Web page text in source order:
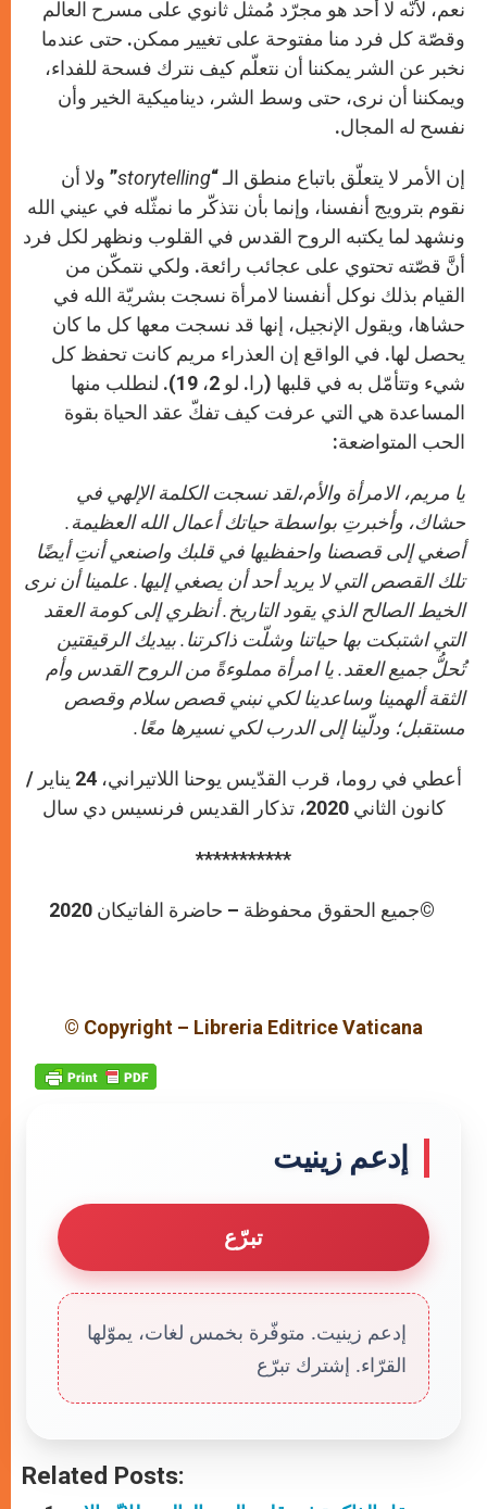
نعم، لأنّه لا أحد هو مجرّد مُمثل ثانوي على مسرح العالم
وقصّة كل فرد منا مفتوحة على تغيير ممكن. حتى عندما
نخبر عن الشر يمكننا أن نتعلّم كيف نترك فسحة للفداء،
ويمكننا أن نرى، حتى وسط الشر، ديناميكية الخير وأن
نفسح له المجال.
إن الأمر لا يتعلّق باتباع منطق الـ “storytelling” ولا أن
نقوم بترويج أنفسنا، وإنما بأن نتذكّر ما نمثّله في عيني الله
ونشهد لما يكتبه الروح القدس في القلوب ونظهر لكل فرد
أنَّ قصّته تحتوي على عجائب رائعة. ولكي نتمكّن من
القيام بذلك نوكل أنفسنا لامرأة نسجت بشريّة الله في
حشاها، ويقول الإنجيل، إنها قد نسجت معها كل ما كان
يحصل لها. في الواقع إن العذراء مريم كانت تحفظ كل
شيء وتتأمّل به في قلبها (را. لو 2، 19). لنطلب منها
المساعدة هي التي عرفت كيف تفكّ عقد الحياة بقوة
الحب المتواضعة:
يا مريم، الامرأة والأم،لقد نسجت الكلمة الإلهي في
حشاك، وأخبرتِ بواسطة حياتك أعمال الله العظيمة.
أصغي إلى قصصنا واحفظيها في قلبك واصنعي أنتِ أيضًا
تلك القصص التي لا يريد أحد أن يصغي إليها. علمينا أن نرى
الخيط الصالح الذي يقود التاريخ. أنظري إلى كومة العقد
التي اشتبكت بها حياتنا وشلّت ذاكرتنا. بيديك الرقيقتين
تُحلُّ جميع العقد. يا امرأة مملوءةً من الروح القدس وأم
الثقة ألهمينا وساعدينا لكي نبني قصص سلام وقصص
مستقبل؛ ودلّينا إلى الدرب لكي نسيرها معًا.
أعطي في روما، قرب القدّيس يوحنا اللاتيراني، 24 يناير /
كانون الثاني 2020، تذكار القديس فرنسيس دي سال
***********
©جميع الحقوق محفوظة – حاضرة الفاتيكان 2020
© Copyright – Libreria Editrice Vaticana
إدعم زينيت
تبرّع
إدعم زينيت. متوفّرة بخمس لغات، يموّلها
القرّاء. إشترك تبرّع
Related Posts: